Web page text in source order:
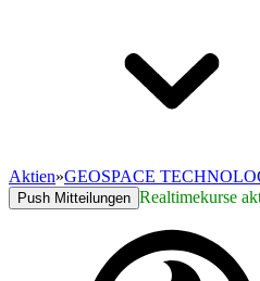
Aktien»GEOSPACE
Push Mitteilungen Realtimekurse